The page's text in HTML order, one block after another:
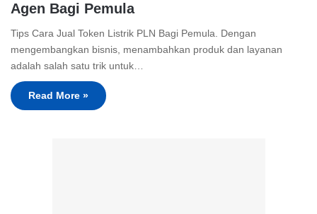
Agen Bagi Pemula
Tips Cara Jual Token Listrik PLN Bagi Pemula. Dengan
mengembangkan bisnis, menambahkan produk dan layanan
adalah salah satu trik untuk…
Read More »